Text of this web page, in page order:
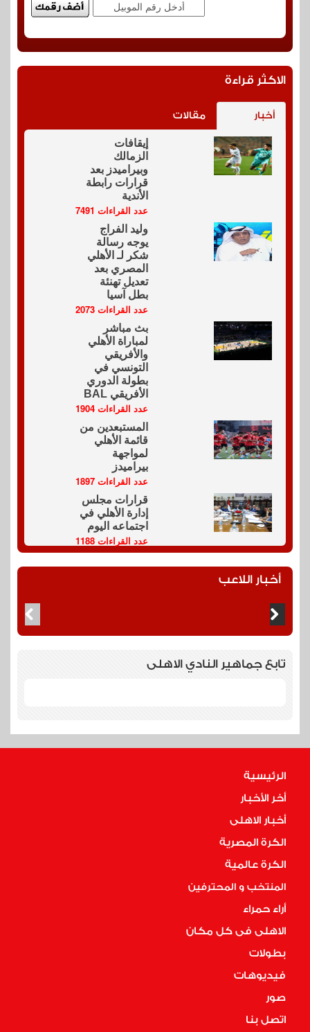
الاكثر قراءة
أخبار مقالات
إيقافات
الزمالك
وبيراميدز بعد
قرارات رابطة
الأندية
عدد القراءات 7491
وليد الفراج
يوجه رسالة
شكر لـ الأهلي
المصري بعد
تعديل تهنئة
بطل آسيا
عدد القراءات 2073
بث مباشر
لمباراة الأهلي
والأفريقي
التونسي في
بطولة الدوري
الأفريقي BAL
عدد القراءات 1904
المستبعدين من
قائمة الأهلي
لمواجهة
بيراميدز
عدد القراءات 1897
قرارات مجلس
إدارة الأهلي في
اجتماعه اليوم
عدد القراءات 1188
أخبار اللاعب
تابع جماهير النادي الاهلى
الرئيسية
أخر الأخبار
أخبار الاهلى
الكرة المصرية
الكرة عالمية
المنتخب و المحترفين
أراء حمراء
الاهلى فى كل مكان
بطولات
فيديوهات
صور
اتصل بنا